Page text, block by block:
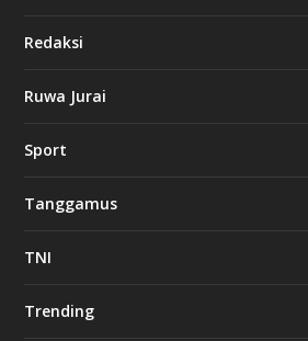
Redaksi
Ruwa Jurai
Sport
Tanggamus
TNI
Trending